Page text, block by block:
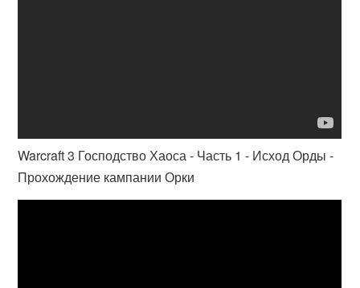
Warcraft 3 Господство Хаоса - Часть 1 - Исход Орды -
Прохождение кампании Орки